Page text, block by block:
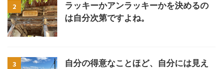
2
ラッキーかアンラッキーかを決めるの
は自分次第ですよね。
3
自分の得意なことほど、自分には見え